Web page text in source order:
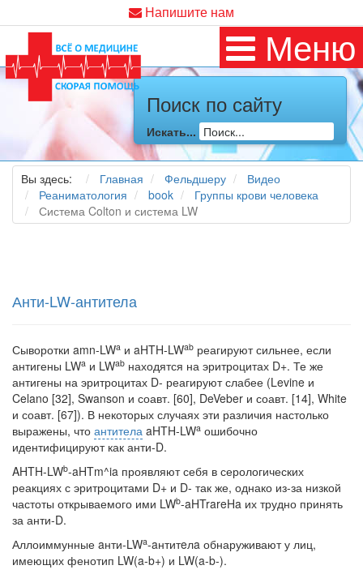
Напишите нам
Меню
Поиск по сайту
Искать...
Вы здесь: Главная Фельдшеру
Видео
Реаниматология
book
Группы крови человека
Система Colton и система LW
Анти-LW-антитела
Сыворотки amn-LWa и aHTH-LWab реагируют сильнее, если
антигены LWa и LWab находятся на эритроцитах D+. Те же
антигены на эритроцитах D- реаги­руют слабее (Levine и
Celano [32], Swanson и соавт. [60], DeVeber и соавт. [14], White
и соавт. [67]). В некоторых случаях эти различия настолько
выражены, что антитела aHTH-LWa ошибочно
идентифицируют как анти-D.
AHTH-LWb-aHTm^ia проявляют себя в серологических
реакциях с эри­троцитами D+ и D- так же, однако из-за низкой
частоты открываемого ими LWb-aHTrareHa их трудно принять
за анти-D.
Аллоиммунные aнти-LWa-aнтитeлa обнаруживают у лиц,
имеющих фенотип LW(a-b+) и LW(a-b-).